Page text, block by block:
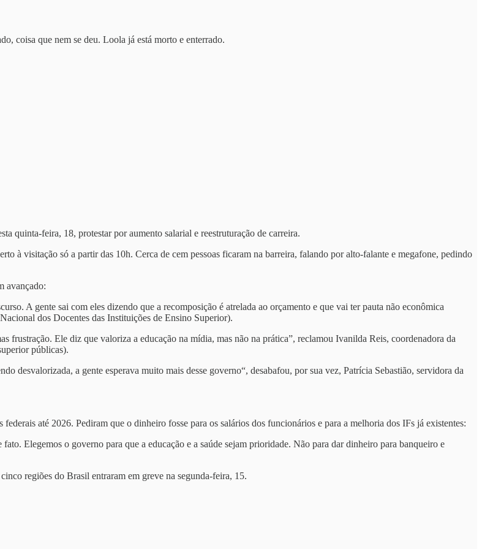
coisa que nem se deu. Loola já está morto e enterrado.
quinta-feira, 18, protestar por aumento salarial e reestruturação de carreira.
à visitação só a partir das 10h. Cerca de cem pessoas ficaram na barreira, falando por alto-falante e megafone, pedindo
avançado:
A gente sai com eles dizendo que a recomposição é atrelada ao orçamento e que vai ter pauta não econômica
dos Docentes das Instituições de Ensino Superior).
frustração. Ele diz que valoriza a educação na mídia, mas não na prática”, reclamou Ivanilda Reis, coordenadora da
públicas).
desvalorizada, a gente esperava muito mais desse governo“, desabafou, por sua vez, Patrícia Sebastião, servidora da
até 2026. Pediram que o dinheiro fosse para os salários dos funcionários e para a melhoria dos IFs já existentes:
Elegemos o governo para que a educação e a saúde sejam prioridade. Não para dar dinheiro para banqueiro e
regiões do Brasil entraram em greve na segunda-feira, 15.